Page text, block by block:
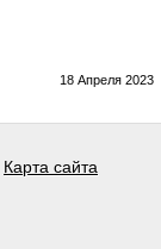
18 Апреля 2023
Карта сайта